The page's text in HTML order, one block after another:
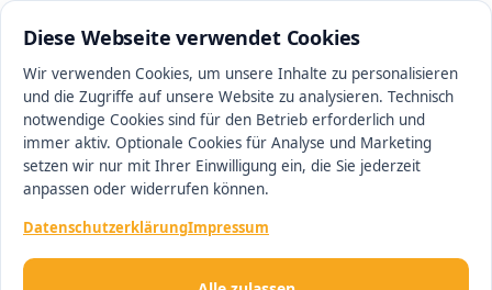
Diese Webseite verwendet Cookies
Wir verwenden Cookies, um unsere Inhalte zu personalisieren
und die Zugriffe auf unsere Website zu analysieren. Technisch
notwendige Cookies sind für den Betrieb erforderlich und
immer aktiv. Optionale Cookies für Analyse und Marketing
setzen wir nur mit Ihrer Einwilligung ein, die Sie jederzeit
anpassen oder widerrufen können.
DatenschutzerklärungImpressum